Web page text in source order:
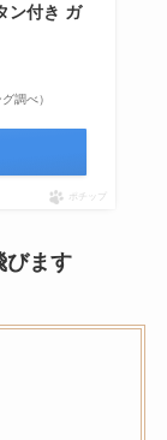
ン付き ガ
調べ）
ポチップ
びます